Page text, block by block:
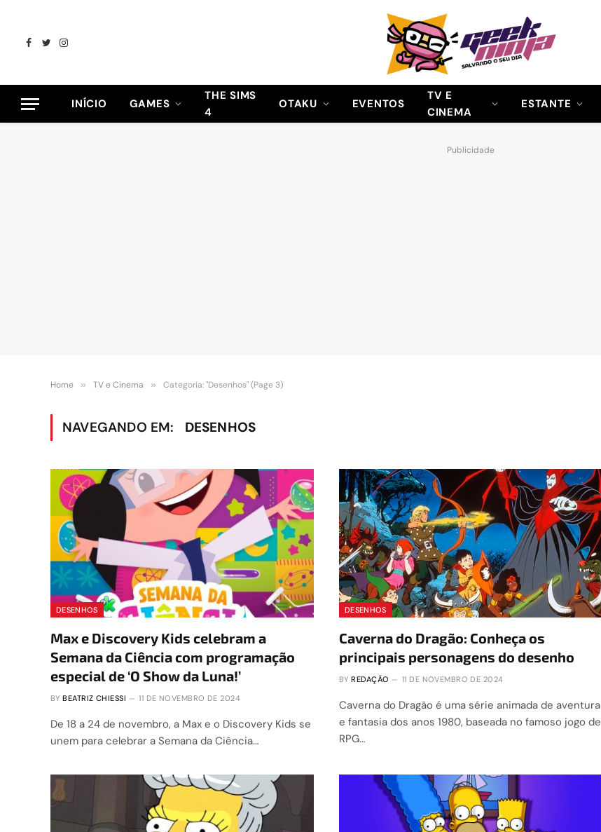
Facebook
TwitterInstagram
INÍCIO GAMES
THE SIMS
4
OTAKU EVENTOS
TV E
CINEMA
ESTANTE
Publicidade
Home » TV e Cinema » Categoria: "Desenhos" (Page 3)
NAVEGANDO EM: DESENHOS
DESENHOS
Max e Discovery Kids celebram a
Semana da Ciência com programação
especial de ‘O Show da Luna!’
BY BEATRIZ CHIESSI 11 DE NOVEMBRO DE 2024
De 18 a 24 de novembro, a Max e o Discovery Kids se
unem para celebrar a Semana da Ciência…
DESENHOS
Caverna do Dragão: Conheça os
principais personagens do desenho
BY REDAÇÃO 11 DE NOVEMBRO DE 2024
Caverna do Dragão é uma série animada de aventura
e fantasia dos anos 1980, baseada no famoso jogo de
RPG…